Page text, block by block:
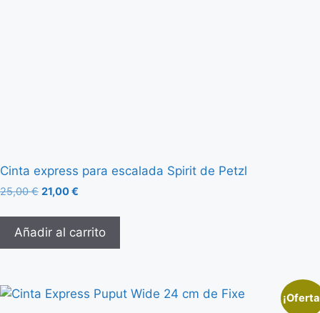
Cinta express para escalada Spirit de Petzl
25,00€ 21,00€
Añadir al carrito